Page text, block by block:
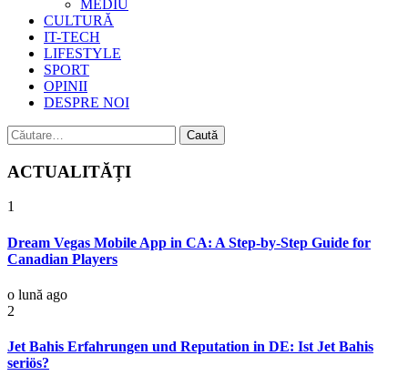
MEDIU
CULTURĂ
IT-TECH
LIFESTYLE
SPORT
OPINII
DESPRE NOI
Caută
după:
ACTUALITĂȚI
1
Dream Vegas Mobile App in CA: A Step-by-Step Guide for
Canadian Players
o lună ago
2
Jet Bahis Erfahrungen und Reputation in DE: Ist Jet Bahis
seriös?